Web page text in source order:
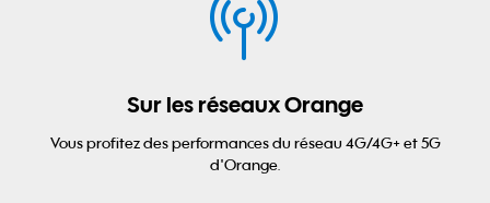
Sur les réseaux Orange
Vous profitez des performances du réseau 4G/4G+ et 5G
d'Orange.